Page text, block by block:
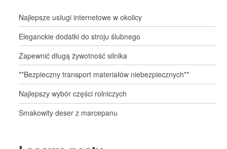
Najlepsze usługi internetowe w okolicy
Eleganckie dodatki do stroju ślubnego
Zapewnić długą żywotność silnika
**Bezpieczny transport materiałów niebezpiecznych**
Najlepszy wybór części rolniczych
Smakowity deser z marcepanu